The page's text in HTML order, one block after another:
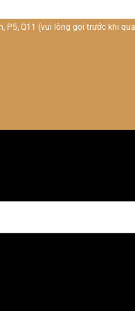
P5, Q11 (vui lòng gọi trước khi